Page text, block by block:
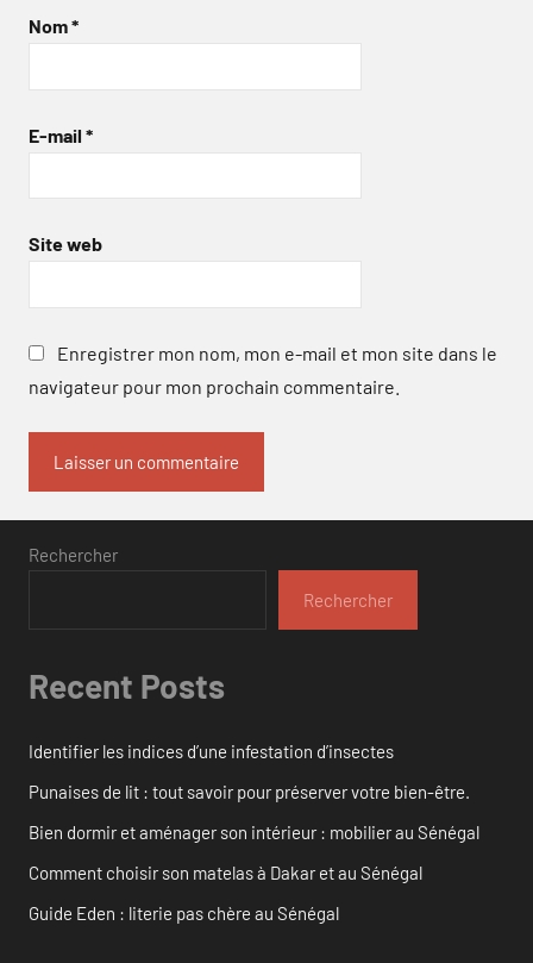
Nom*
E-mail *
Site web
Enregistrer mon nom, mon e-mail et mon site dans le
navigateur pour mon prochain commentaire.
Rechercher
Rechercher
Recent Posts
Identifier les indices d’une infestation d’insectes
Punaises de lit : tout savoir pour préserver votre bien-être.
Bien dormir et aménager son intérieur : mobilier au Sénégal
Comment choisir son matelas à Dakar et au Sénégal
Guide Eden : literie pas chère au Sénégal